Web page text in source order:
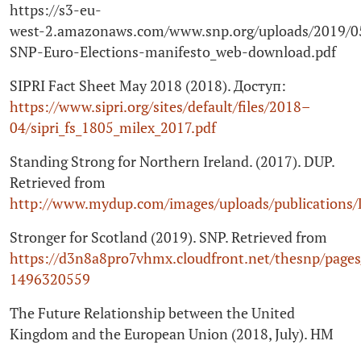
https://s3-eu-
west‑2.amazonaws.com/www.snp.org/uploads/2019/
SNP-Euro-Elections-manifesto_web-download.pdf
SIPRI Fact Sheet May 2018 (2018). Доступ:
https://www.sipri.org/sites/default/files/2018–
04/sipri_fs_1805_milex_2017.pdf
Standing Strong for Northern Ireland. (2017). DUP.
Retrieved from
http://www.mydup.com/images/uploads/publications/
Stronger for Scotland (2019). SNP. Retrieved from
https://d3n8a8pro7vhmx.cloudfront.net/thesnp/
1496320559
The Future Relationship between the United
Kingdom and the European Union (2018, July). HM